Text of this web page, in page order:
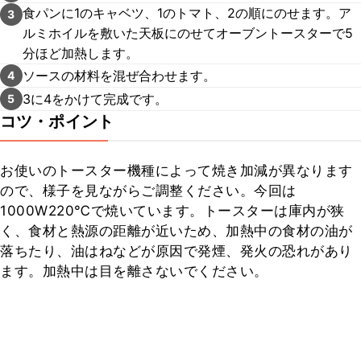
3 食パンに1のキャベツ、1のトマト、2の順にのせます。ア
ルミホイルを敷いた天板にのせてオーブントースターで5
分ほど加熱します。
4 ソースの材料を混ぜ合わせます。
5 3に4をかけて完成です。
コツ・ポイント
お使いのトースター機種によって焼き加減が異なります
ので、様子を見ながらご調整ください。今回は
1000W220℃で焼いています。トースターは庫内が狭
く、食材と熱源の距離が近いため、加熱中の食材の油が
落ちたり、油はねなどが原因で発煙、発火の恐れがあり
ます。加熱中は目を離さないでください。